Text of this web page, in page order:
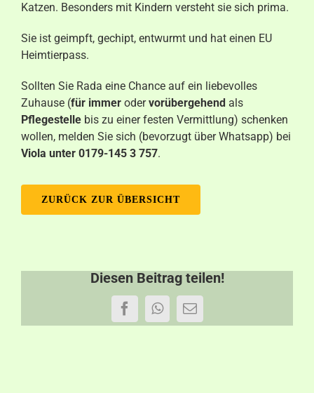
Katzen. Besonders mit Kindern versteht sie sich prima.
Sie ist geimpft, gechipt, entwurmt und hat einen EU
Heimtierpass.
Sollten Sie Rada eine Chance auf ein liebevolles
Zuhause (für immer odervorübergehend als
Pflegestelle bis zu einer festen Vermittlung) schenken
wollen, melden Sie sich (bevorzugt über Whatsapp) bei
Viola unter 0179-145 3 757.
ZURÜCK ZUR ÜBERSICHT
Diesen Beitrag teilen!
FacebookWhatsApp
E-
Mail